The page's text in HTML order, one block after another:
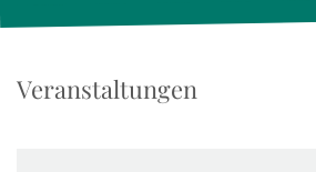
Veranstaltungen